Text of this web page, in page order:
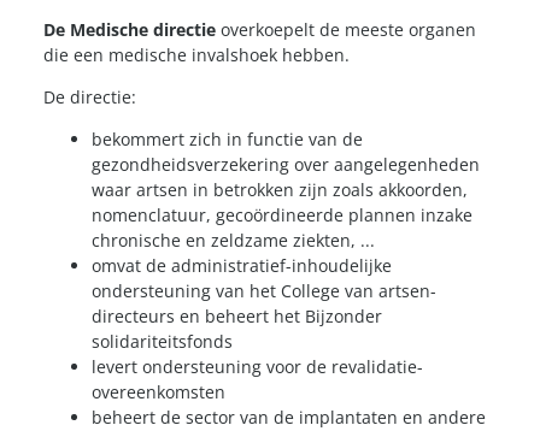
De Medische directie overkoepelt de meeste organen
die een medische invalshoek hebben.
De directie:
bekommert zich in functie van de
gezondheidsverzekering over aangelegenheden
waar artsen in betrokken zijn zoals akkoorden,
nomenclatuur, gecoördineerde plannen inzake
chronische en zeldzame ziekten, ...
omvat de administratief-inhoudelijke
ondersteuning van het College van artsen-
directeurs en beheert het Bijzonder
solidariteitsfonds
levert ondersteuning voor de revalidatie-
overeenkomsten
beheert de sector van de implantaten en andere